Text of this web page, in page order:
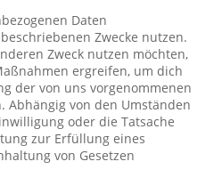
Daten
Zwecke nutzen.
Zweck nutzen möchten,
ergreifen, um dich
der von uns vorgenommenen
von den Umständen
oder die Tatsache
zur Erfüllung eines
von Gesetzen